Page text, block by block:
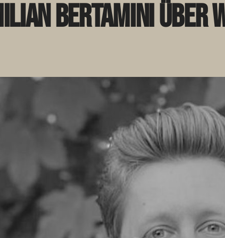
Bertamini über